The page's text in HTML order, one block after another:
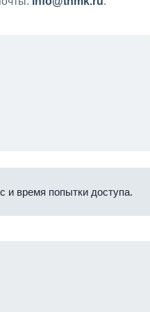
и время попытки доступа.